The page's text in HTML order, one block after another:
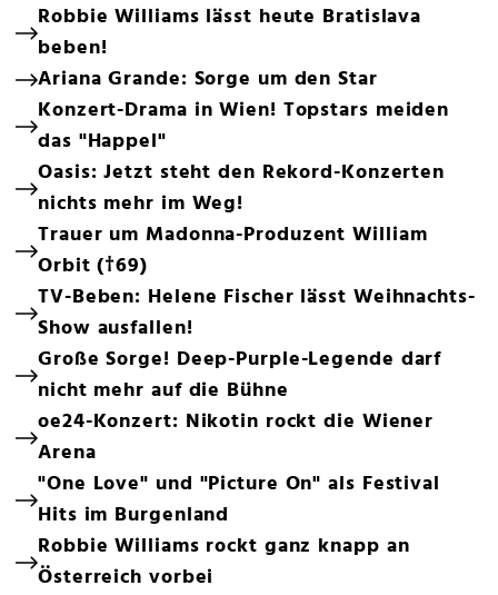
Robbie Williams lässt heute Bratislava
beben!
Ariana Grande: Sorge um den Star
Konzert-Drama in Wien! Topstars meiden
das "Happel"
Oasis: Jetzt steht den Rekord-Konzerten
nichts mehr im Weg!
Trauer um Madonna-Produzent William
Orbit (†69)
TV-Beben: Helene Fischer lässt Weihnachts-
Show ausfallen!
Große Sorge! Deep-Purple-Legende darf
nicht mehr auf die Bühne
oe24-Konzert: Nikotin rockt die Wiener
Arena
"One Love" und "Picture On" als Festival
Hits im Burgenland
Robbie Williams rockt ganz knapp an
Österreich vorbei